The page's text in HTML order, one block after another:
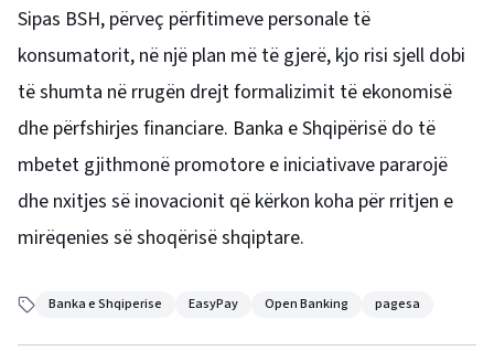
Sipas BSH, përveç përfitimeve personale të
konsumatorit, në një plan më të gjerë, kjo risi sjell dobi
të shumta në rrugën drejt formalizimit të ekonomisë
dhe përfshirjes financiare. Banka e Shqipërisë do të
mbetet gjithmonë promotore e iniciativave pararojë
dhe nxitjes së inovacionit që kërkon koha për rritjen e
mirëqenies së shoqërisë shqiptare.
Banka e Shqiperise EasyPay Open Banking pagesa